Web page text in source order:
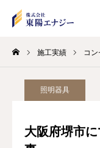
施工実績 コ
照明器具
大阪府堺市
TEL
トップページ